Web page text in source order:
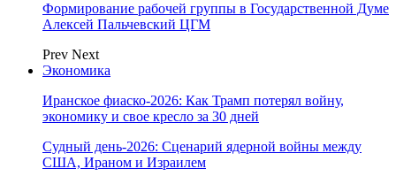
Формирование рабочей группы в Государственной Думе
Алексей Пальчевский ЦГМ
Prev Next
Экономика
Иранское фиаско-2026: Как Трамп потерял войну,
экономику и свое кресло за 30 дней
Судный день-2026: Сценарий ядерной войны между
США, Ираном и Израилем